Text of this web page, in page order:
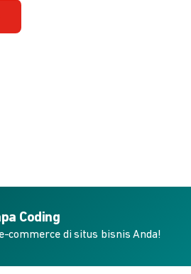
Coding
commerce di situs bisnis Anda!